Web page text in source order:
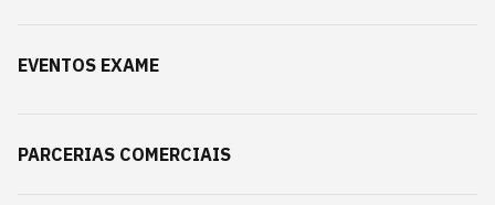
EVENTOS EXAME
PARCERIAS COMERCIAIS